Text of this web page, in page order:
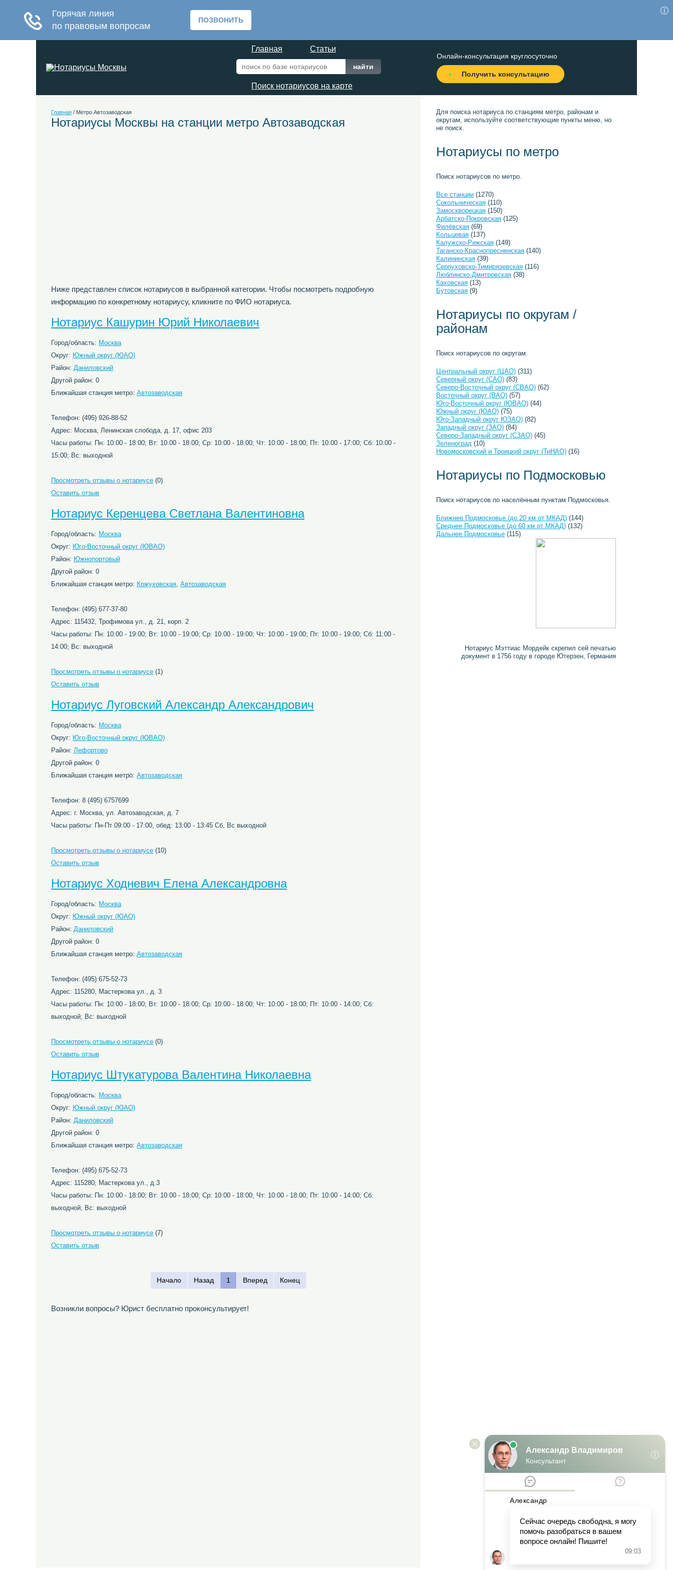
Главная Статьи
Поиск нотариусов на карте
Онлайн-консультация круглосуточно
Получить консультацию
Главная / Метро Автозаводская
Нотариусы Москвы на станции метро Автозаводская
Ниже представлен список нотариусов в выбранной категории. Чтобы посмотреть подробную
информацию по конкретному нотариусу, кликните по ФИО нотариуса.
Нотариус Кашурин Юрий Николаевич
Город/область: Москва
Округ: Южный округ (ЮАО)
Район: Даниловский
Другой район: 0
Ближайшая станция метро: Автозаводская
Телефон: (495) 926-88-52
Адрес: Москва, Ленинская слобода, д. 17, офис 203
Часы работы: Пн: 10:00 - 18:00; Вт: 10:00 - 18:00; Ср: 10:00 - 18:00; Чт: 10:00 - 18:00; Пт: 10:00 - 17:00; Сб: 10:00 -
15:00; Вс: выходной
Просмотреть отзывы о нотариусе (0)
Оставить отзыв
Нотариус Керенцева Светлана Валентиновна
Город/область: Москва
Округ: Юго-Восточный округ (ЮВАО)
Район: Южнопортовый
Другой район: 0
Ближайшая станция метро: Кожуховская, Автозаводская
Телефон: (495) 677-37-80
Адрес: 115432, Трофимова ул., д. 21, корп. 2
Часы работы: Пн: 10:00 - 19:00; Вт: 10:00 - 19:00; Ср: 10:00 - 19:00; Чт: 10:00 - 19:00; Пт: 10:00 - 19:00; Сб: 11:00 -
14:00; Вс: выходной
Просмотреть отзывы о нотариусе (1)
Оставить отзыв
Нотариус Луговский Александр Александрович
Город/область: Москва
Округ: Юго-Восточный округ (ЮВАО)
Район: Лефортово
Другой район: 0
Ближайшая станция метро: Автозаводская
Телефон: 8 (495) 6757699
Адрес: г. Москва, ул. Автозаводская, д. 7
Часы работы: Пн-Пт 09:00 - 17:00, обед: 13:00 - 13:45 Сб, Вс выходной
Просмотреть отзывы о нотариусе (10)
Оставить отзыв
Нотариус Ходневич Елена Александровна
Город/область: Москва
Округ: Южный округ (ЮАО)
Район: Даниловский
Другой район: 0
Ближайшая станция метро: Автозаводская
Телефон: (495) 675-52-73
Адрес: 115280, Мастеркова ул., д. 3
Часы работы: Пн: 10:00 - 18:00; Вт: 10:00 - 18:00; Ср: 10:00 - 18:00; Чт: 10:00 - 18:00; Пт: 10:00 - 14:00; Сб:
выходной; Вс: выходной
Просмотреть отзывы о нотариусе (0)
Оставить отзыв
Нотариус Штукатурова Валентина Николаевна
Город/область: Москва
Округ: Южный округ (ЮАО)
Район: Даниловский
Другой район: 0
Ближайшая станция метро: Автозаводская
Телефон: (495) 675-52-73
Адрес: 115280, Мастеркова ул., д.3
Часы работы: Пн: 10:00 - 18:00; Вт: 10:00 - 18:00; Ср: 10:00 - 18:00; Чт: 10:00 - 18:00; Пт: 10:00 - 14:00; Сб:
выходной; Вс: выходной
Просмотреть отзывы о нотариусе (7)
Оставить отзыв
Начало Назад 1 Вперед Конец
Возникли вопросы? Юрист бесплатно проконсультирует!
Для поиска нотариуса по станциям метро, районам и
округам, используйте соответствующие пункты меню, но
не поиск.
Нотариусы по метро
Поиск нотариусов по метро.
Все станции (1270)
Сокольническая (110)
Замоскворецкая (150)
Арбатско-Покровская (125)
Филёвская (69)
Кольцевая (137)
Калужско-Рижская (149)
Таганско-Краснопресненская (140)
Калининская (39)
Серпуховско-Тимирязевская (116)
Люблинско-Дмитровская (38)
Каховская (13)
Бутовская (9)
Нотариусы по округам /
районам
Поиск нотариусов по округам.
Центральный округ (ЦАО) (311)
Северный округ (САО) (83)
Северо-Восточный округ (СВАО) (62)
Восточный округ (ВАО) (57)
Юго-Восточный округ (ЮВАО) (44)
Южный округ (ЮАО) (75)
Юго-Западный округ ЮЗАО) (82)
Западный округ (ЗАО) (84)
Северо-Западный округ (СЗАО) (45)
Зеленоград (10)
Новомосковский и Троицкий округ (ТиНАО) (16)
Нотариусы по Подмосковью
Поиск нотариусов по населённым пунктам Подмосковья.
Ближнее Подмосковье (до 20 км от МКАД) (144)
Среднее Подмосковье (до 60 км от МКАД) (132)
Дальнее Подмосковье (115)
Нотариус Мэттиас Мордейк скрепил сей печатью
документ в 1756 году в городе Ютерзен, Германия